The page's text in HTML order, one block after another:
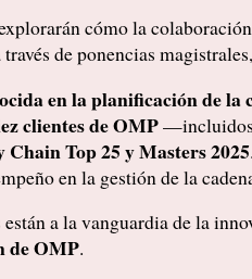
cómo la
de ponencias
en la planificación de la
clientes de OMP—incluidos
Top 25 y Masters 2025
en la gestión de la
a la vanguardia de la
de OMP.